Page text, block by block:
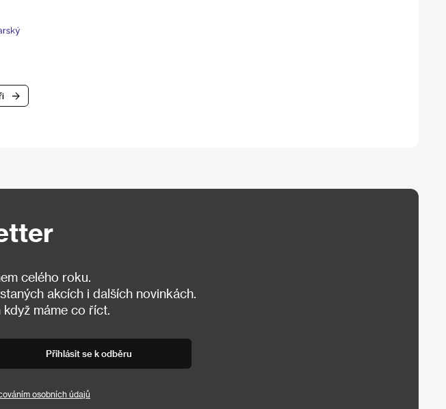
celého roku.
akcích i dalších novinkách.
máme co říct.
Přihlásit se k odběru
osobních údajů